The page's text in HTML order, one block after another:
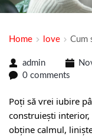
Home love Cum
admin
0 comments
Poți să vrei iubire
construiești
obține calmul,